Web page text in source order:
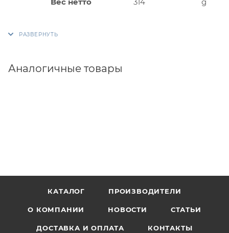
Аналогичные товары
КАТАЛОГ ПРОИЗВОДИТЕЛИ
О КОМПАНИИ НОВОСТИ СТАТЬИ
ДОСТАВКА И ОПЛАТА КОНТАКТЫ